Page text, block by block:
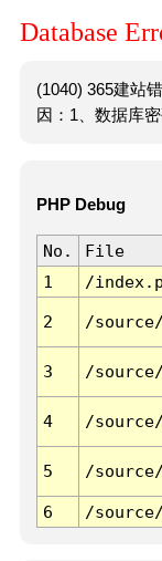
Database
(1040) 365建站
因：1、数据库
PHP Debug
No. File
1
/
2 /
3 /
4 /
5 /
6 /